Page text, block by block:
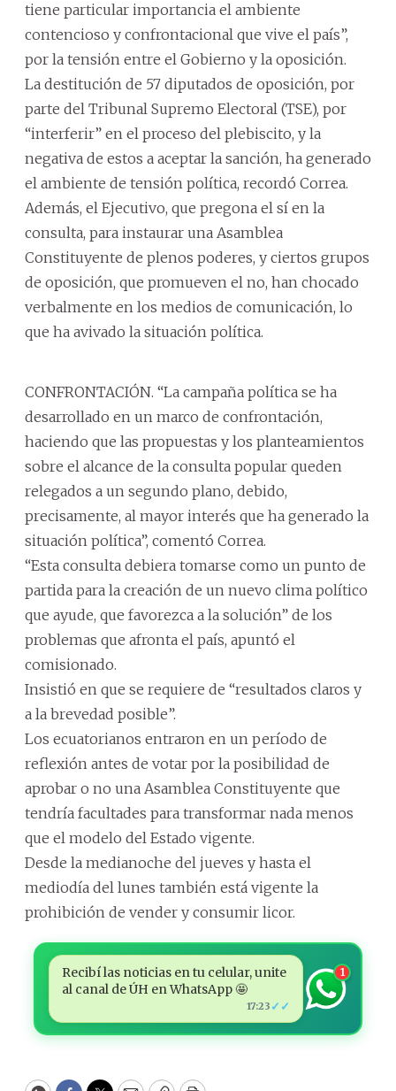
tiene particular importancia el ambiente
contencioso y confrontacional que vive el país”,
por la tensión entre el Gobierno y la oposición.
La destitución de 57 diputados de oposición, por
parte del Tribunal Supremo Electoral (TSE), por
“interferir” en el proceso del plebiscito, y la
negativa de estos a aceptar la sanción, ha generado
el ambiente de tensión política, recordó Correa.
Además, el Ejecutivo, que pregona el sí en la
consulta, para instaurar una Asamblea
Constituyente de plenos poderes, y ciertos grupos
de oposición, que promueven el no, han chocado
verbalmente en los medios de comunicación, lo
que ha avivado la situación política.
CONFRONTACIÓN. “La campaña política se ha
desarrollado en un marco de confrontación,
haciendo que las propuestas y los planteamientos
sobre el alcance de la consulta popular queden
relegados a un segundo plano, debido,
precisamente, al mayor interés que ha generado la
situación política”, comentó Correa.
“Esta consulta debiera tomarse como un punto de
partida para la creación de un nuevo clima político
que ayude, que favorezca a la solución” de los
problemas que afronta el país, apuntó el
comisionado.
Insistió en que se requiere de “resultados claros y
a la brevedad posible”.
Los ecuatorianos entraron en un período de
reflexión antes de votar por la posibilidad de
aprobar o no una Asamblea Constituyente que
tendría facultades para transformar nada menos
que el modelo del Estado vigente.
Desde la medianoche del jueves y hasta el
mediodía del lunes también está vigente la
prohibición de vender y consumir licor.
Recibí las noticias en tu celular, unite
al canal de ÚH en WhatsApp 🤩
17:23 ✓✓
1